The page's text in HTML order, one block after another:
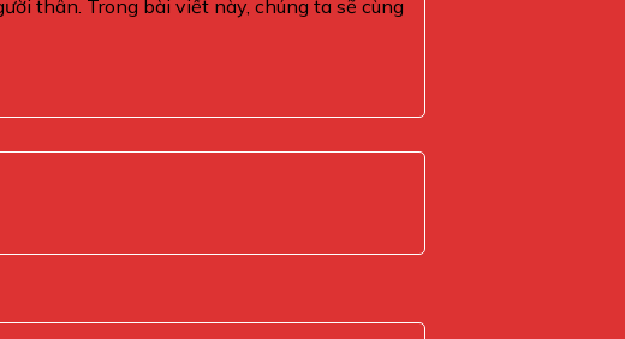
thân. Trong bài viết này, chúng ta sẽ cùng